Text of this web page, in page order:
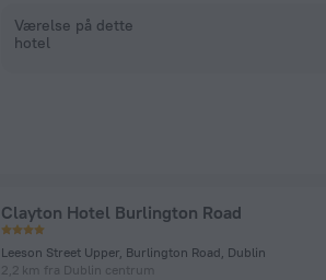
Værelse på dette
hotel
Clayton Hotel Burlington Road
Leeson Street Upper, Burlington Road, Dublin
2,2 km fra Dublin centrum